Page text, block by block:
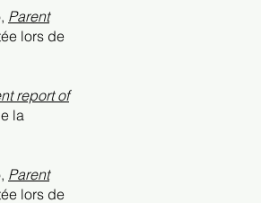
Parent
lors de
report of
la
Parent
lors de